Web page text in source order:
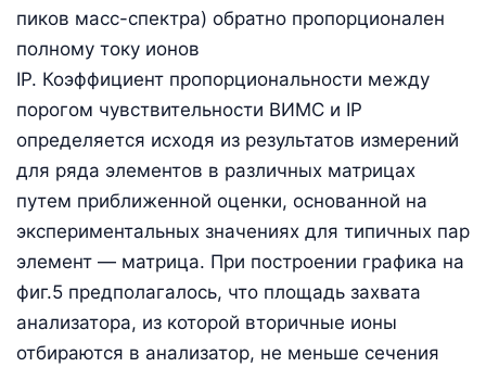
пиков масс-спектра) обратно пропорционален
полному току ионов
IP. Коэффициент пропорциональности между
порогом чувствительности ВИМС и IP
определяется исходя из результатов измерений
для ряда элементов в различных матрицах
путем приближенной оценки, основанной на
экспериментальных значениях для типичных пар
элемент — матрица. При построении графика на
фиг.5 предполагалось, что площадь захвата
анализатора, из которой вторичные ионы
отбираются в анализатор, не меньше сечения